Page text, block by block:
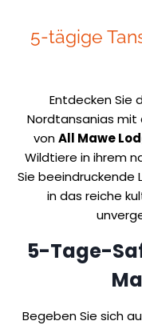
5-tägige
Entdecken Sie
Nordtansanias mit
vonAll Mawe
Wildtiere in ihrem
Sie beeindruckende
in das reiche
5-Tage-
Begeben Sie sich